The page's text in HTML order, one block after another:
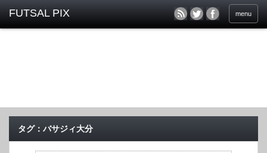
menu
タグ：バサジィ大分